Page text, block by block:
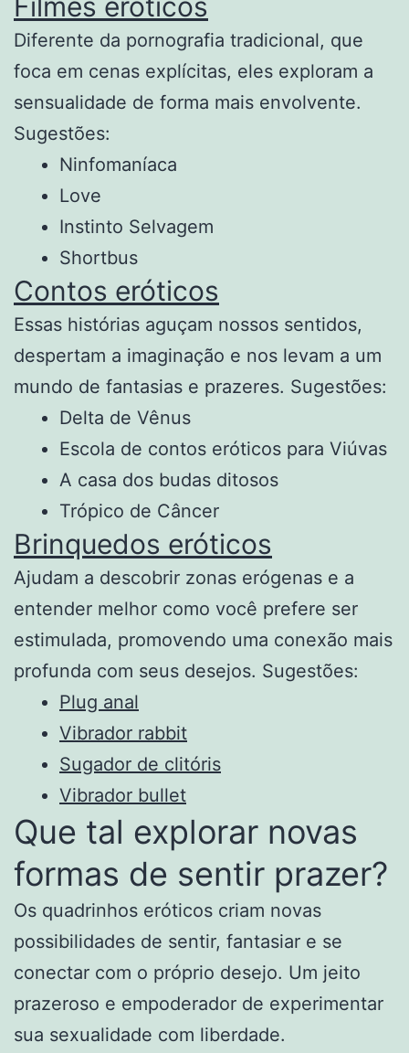
Diferente da pornografia tradicional, que
foca em cenas explícitas, eles exploram a
sensualidade de forma mais envolvente.
Sugestões:
Ninfomaníaca
Love
Instinto Selvagem
Shortbus
Contos eróticos
Essas histórias aguçam nossos sentidos,
despertam a imaginação e nos levam a um
mundo de fantasias e prazeres. Sugestões:
Delta de Vênus
Escola de contos eróticos para Viúvas
A casa dos budas ditosos
Trópico de Câncer
Brinquedos eróticos
Ajudam a descobrir zonas erógenas e a
entender melhor como você prefere ser
estimulada, promovendo uma conexão mais
profunda com seus desejos. Sugestões:
Plug anal
Vibrador rabbit
Sugador de clitóris
Vibrador bullet
Que tal explorar novas
formas de sentir prazer?
Os quadrinhos eróticos criam novas
possibilidades de sentir, fantasiar e se
conectar com o próprio desejo. Um jeito
prazeroso e empoderador de experimentar
sua sexualidade com liberdade.